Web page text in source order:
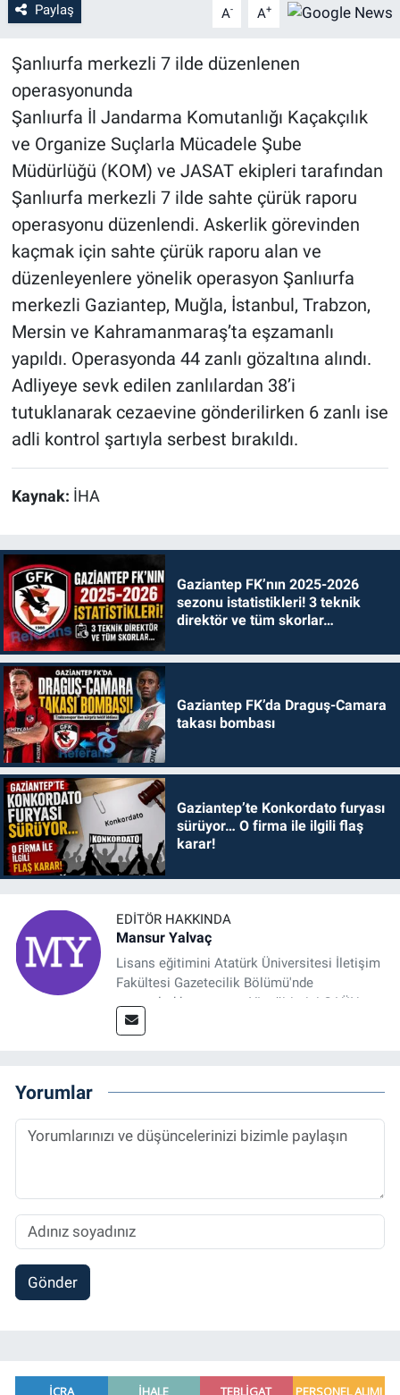
Paylaş A- A+
Şanlıurfa merkezli 7 ilde düzenlenen
operasyonunda
Şanlıurfa İl Jandarma Komutanlığı Kaçakçılık
ve Organize Suçlarla Mücadele Şube
Müdürlüğü (KOM) ve JASAT ekipleri tarafından
Şanlıurfa merkezli 7 ilde sahte çürük raporu
operasyonu düzenlendi. Askerlik görevinden
kaçmak için sahte çürük raporu alan ve
düzenleyenlere yönelik operasyon Şanlıurfa
merkezli Gaziantep, Muğla, İstanbul, Trabzon,
Mersin ve Kahramanmaraş’ta eşzamanlı
yapıldı. Operasyonda 44 zanlı gözaltına alındı.
Adliyeye sevk edilen zanlılardan 38’i
tutuklanarak cezaevine gönderilirken 6 zanlı ise
adli kontrol şartıyla serbest bırakıldı.
Kaynak: İHA
Gaziantep FK’nın 2025-2026
sezonu istatistikleri! 3 teknik
direktör ve tüm skorlar…
Gaziantep FK’da Draguş-Camara
takası bombası
Gaziantep’te Konkordato furyası
sürüyor… O firma ile ilgili flaş
karar!
EDITÖR HAKKINDA
Mansur Yalvaç
Lisans eğitimini Atatürk Üniversitesi İletişim
Fakültesi Gazetecilik Bölümü'nde
tamamladıktan sonra, YL eğitimini GAÜN
Sosyal Bilimler Enstitüsü'nde İletişim ve T. D.
Spor, Sağlık ve Ekonomi Editörü olarak
sürdürmektedir.
Yorumlar
Gönder